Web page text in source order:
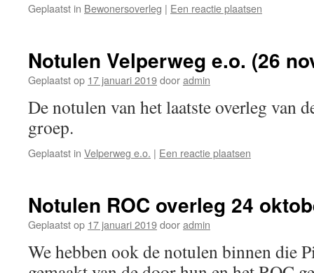
Geplaatst in Bewonersoverleg | Een reactie plaatsen
Notulen Velperweg e.o. (26
Geplaatst op 17 januari 2019dooradmin
De notulen van het laatste overleg van
groep.
Geplaatst in Velperweg e.o. | Een reactie plaatsen
Notulen ROC overleg 24
Geplaatst op 17 januari 2019dooradmin
We hebben ook de notulen binnen die